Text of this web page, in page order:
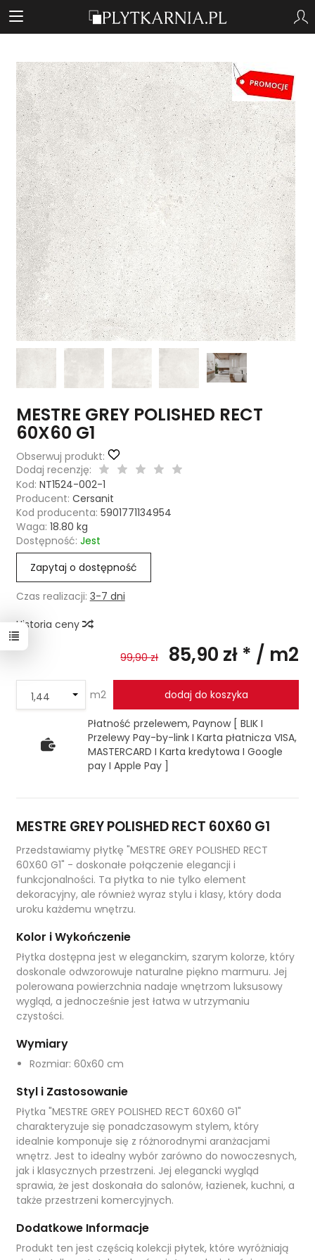
MESTRE GREY POLISHED RECT
60X60 G1
Obserwuj produkt:
Dodaj recenzję:
Kod: NT1524-002-1
Producent: Cersanit
Kod producenta: 5901771134954
Waga: 18.80 kg
Dostępność: Jest
Zapytaj o dostępność
Czas realizacji: 3-7 dni
Historia ceny
99,90 zł 85,90 zł * / m2
m2 dodaj do koszyka
Płatność przelewem, Paynow [ BLIK I
Przelewy Pay-by-link I Karta płatnicza VISA,
MASTERCARD I Karta kredytowa I Google
pay I Apple Pay ]
MESTRE GREY POLISHED RECT 60X60 G1
Przedstawiamy płytkę "MESTRE GREY POLISHED RECT
60X60 G1" - doskonałe połączenie elegancji i
funkcjonalności. Ta płytka to nie tylko element
dekoracyjny, ale również wyraz stylu i klasy, który doda
uroku każdemu wnętrzu.
Kolor i Wykończenie
Płytka dostępna jest w eleganckim, szarym kolorze, który
doskonale odwzorowuje naturalne piękno marmuru. Jej
polerowana powierzchnia nadaje wnętrzom luksusowy
wygląd, a jednocześnie jest łatwa w utrzymaniu
czystości.
Wymiary
Rozmiar: 60x60 cm
Styl i Zastosowanie
Płytka "MESTRE GREY POLISHED RECT 60X60 G1"
charakteryzuje się ponadczasowym stylem, który
idealnie komponuje się z różnorodnymi aranżacjami
wnętrz. Jest to idealny wybór zarówno do nowoczesnych,
jak i klasycznych przestrzeni. Jej elegancki wygląd
sprawia, że jest doskonała do salonów, łazienek, kuchni, a
także przestrzeni komercyjnych.
Dodatkowe Informacje
Produkt ten jest częścią kolekcji płytek, które wyróżniają